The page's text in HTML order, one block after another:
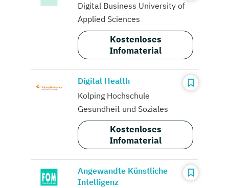
Digital Business University of
Applied Sciences
Kostenloses
Infomaterial
Digital Health
Kolping Hochschule
Gesundheit und Soziales
Kostenloses
Infomaterial
Angewandte Künstliche
Intelligenz